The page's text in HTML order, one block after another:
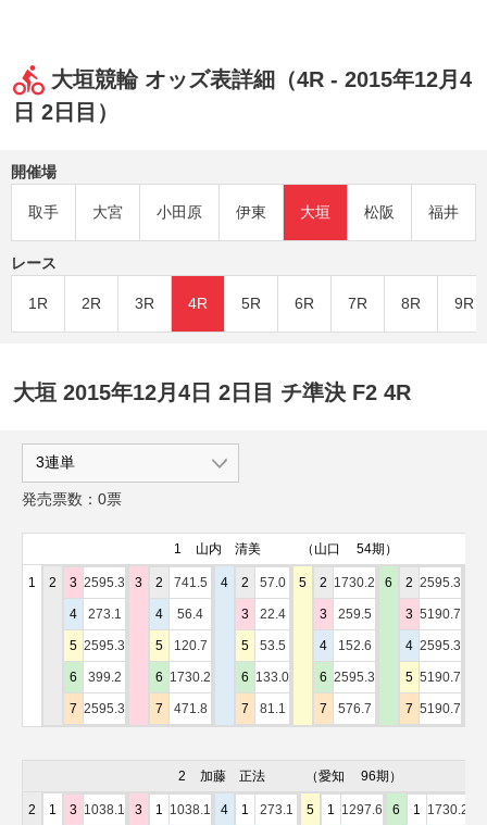
大垣競輪 オッズ表詳細（4R - 2015年12月4
日 2日目）
開催場
取手 大宮 小田原 伊東 大垣 松阪 福井
レース
1R 2R 3R 4R 5R 6R 7R 8R 9R
大垣 2015年12月4日 2日目 チ準決 F2 4R
発売票数：0票
1 山内 清美 （山口 54期）
1 2 3 2595.3
4 273.1
5 2595.3
6 399.2
7 2595.3
3 2 741.5
4 56.4
5 120.7
6 1730.2
7 471.8
4 2 57.0
3 22.4
5 53.5
6 133.0
7 81.1
5 2 1730.2
3 259.5
4 152.6
6 2595.3
7 576.7
6 2 2595.3
3 5190.7
4 2595.3
5 5190.7
7 5190.7
2 加藤 正法 （愛知 96期）
2 1 3 1038.1 3 1 1038.1 4 1 273.1 5 1 1297.6 6 1 1730.2